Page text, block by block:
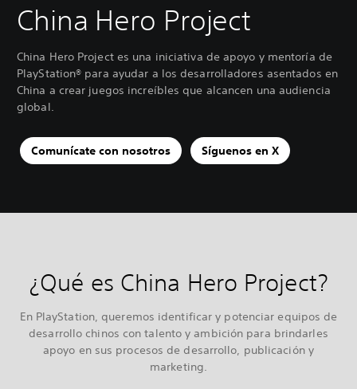
China Hero Project
China Hero Project es una iniciativa de apoyo y mentoría de
PlayStation® para ayudar a los desarrolladores asentados en
China a crear juegos increíbles que alcancen una audiencia
global.
Comunícate con nosotros Síguenos en X
¿Qué es China Hero Project?
En PlayStation, queremos identificar y potenciar equipos de
desarrollo chinos con talento y ambición para brindarles
apoyo en sus procesos de desarrollo, publicación y
marketing.